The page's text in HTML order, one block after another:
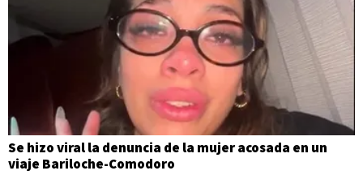
Se hizo viral la denuncia de la mujer acosada en un
viaje Bariloche-Comodoro